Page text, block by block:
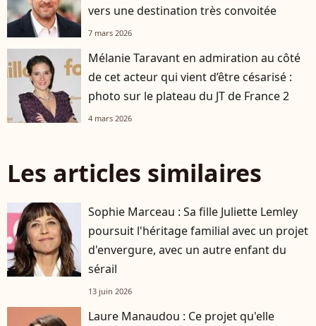
vers une destination très convoitée
7 mars 2026
Mélanie Taravant en admiration au côté
de cet acteur qui vient d’être césarisé :
photo sur le plateau du JT de France 2
4 mars 2026
Les articles similaires
Sophie Marceau : Sa fille Juliette Lemley
poursuit l'héritage familial avec un projet
d'envergure, avec un autre enfant du
sérail
13 juin 2026
Laure Manaudou : Ce projet qu'elle